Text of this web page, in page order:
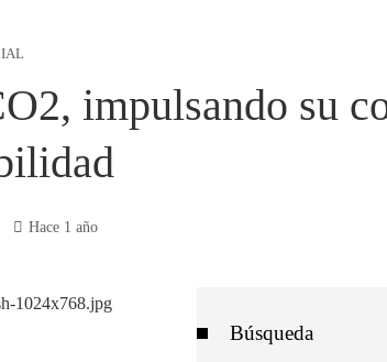
impulsando su
Hace 1 año
Búsqueda